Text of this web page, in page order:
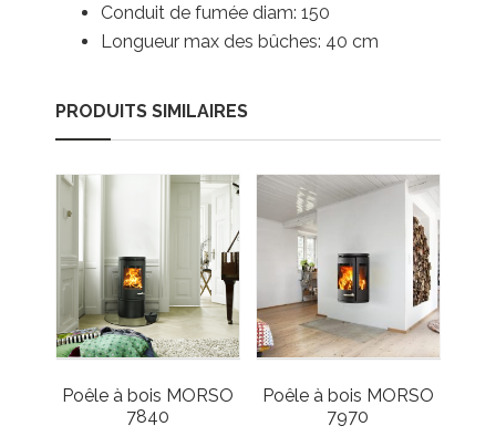
Conduit de fumée diam: 150
Longueur max des bûches: 40 cm
PRODUITS SIMILAIRES
Poêle à bois MORSO
7840
Poêle à bois MORSO
7970